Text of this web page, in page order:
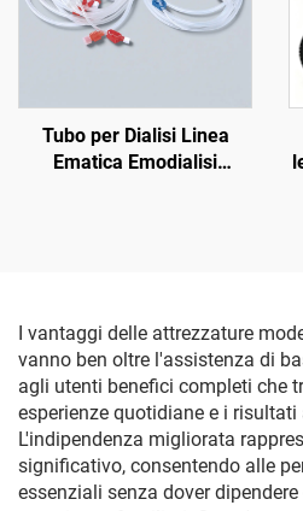
Tubo per Dialisi Linea
Ematica Emodialisi
I vantaggi delle attrezzature
vanno ben oltre l'assistenza di
agli utenti benefici completi che
esperienze quotidiane e i risultati
L'indipendenza migliorata
significativo, consentendo alle
essenziali senza dover